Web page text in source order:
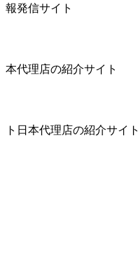
報発信サイト
本代理店の紹介サイト
ト日本代理店の紹介サイト